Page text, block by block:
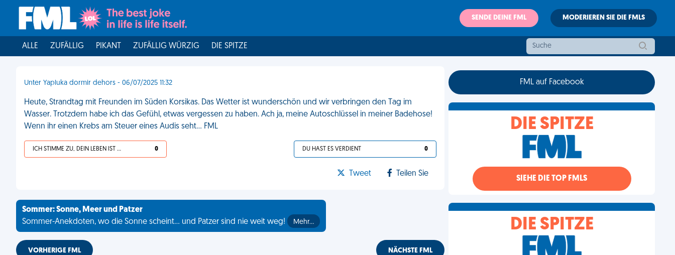
SENDE DEINE FML MODERIEREN SIE DIE FMLS
ALLE ZUFÄLLIG PIKANT ZUFÄLLIG WÜRZIG DIE SPITZE
Unter Yapluka dormir dehors - 06/07/2025 11:32
Heute, Strandtag mit Freunden im Süden Korsikas. Das Wetter ist wunderschön und wir verbringen den Tag im
Wasser. Trotzdem habe ich das Gefühl, etwas vergessen zu haben. Ach ja, meine Autoschlüssel in meiner Badehose!
Wenn ihr einen Krebs am Steuer eines Audis seht... FML
ICH STIMME ZU, DEIN LEBEN IST SCHEISSE 0 DU HAST ES VERDIENT 0
Tweet Teilen Sie
Sommer: Sonne, Meer und Patzer
Sommer-Anekdoten, wo die Sonne scheint... und Patzer sind nie weit weg!
Mehr…
VORHERIGE FML NÄCHSTE FML
FML auf Facebook
DIE SPITZE
SIEHE DIE TOP FMLS
DIE SPITZE